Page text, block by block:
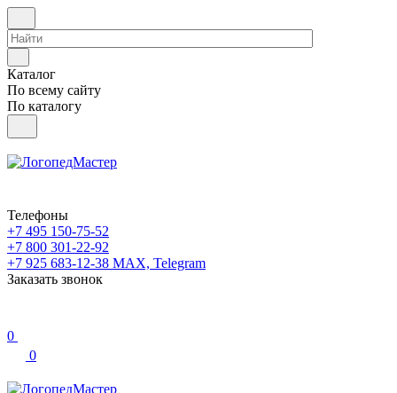
Каталог
По всему сайту
По каталогу
Телефоны
+7 495 150-75-52
+7 800 301-22-92
+7 925 683-12-38 MAX, Telegram
Заказать звонок
0
0